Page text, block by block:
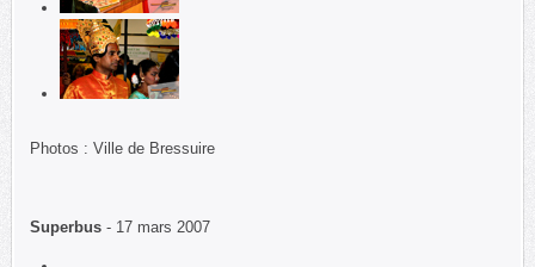
Photos : Ville de Bressuire
Superbus - 17 mars 2007